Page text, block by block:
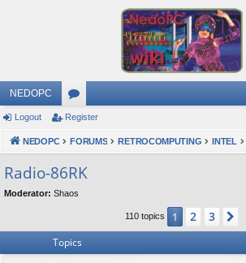
NEDOPC
or
u
m
s
Logout Register
NEDOPC FORUMS RETROCOMPUTING INTEL
Radio-86RK
Moderator: Shaos
110 topics 1 2 3
Topics